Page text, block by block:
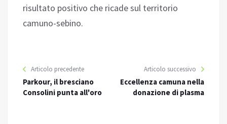
risultato positivo che ricade sul territorio
camuno-sebino.
Articolo precedente
Parkour, il bresciano
Consolini punta all'oro
Articolo successivo
Eccellenza camuna nella
donazione di plasma